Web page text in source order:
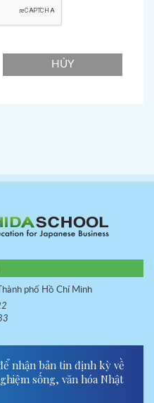
HỦY
phố Hồ Chí Minh
nhận bản tin định kỳ về
sống, văn hóa Nhật